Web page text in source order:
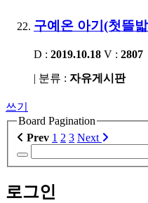
구예온 아기(첫뜰
D : 2019.10.18 V : 2807
| 분류 : 자유게시판
쓰기
Board Pagination
Prev 1 2 3 Next
로그인